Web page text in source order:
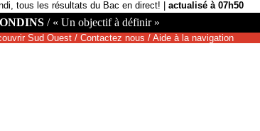
tous les résultats du Bac en direct! | actualisé à 07h50
/ « Un objectif à définir »
Sud Ouest/ Contactez nous / Aide à la navigation